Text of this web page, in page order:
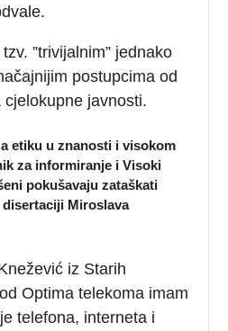
”trivijalnim” jednako
postupcima od
javnosti.
etiku u znanosti i visokom
za informiranje i Visoki
pokušavaju zataškati
Miroslava
iz Starih
Optima telekoma imam
telefona, interneta i